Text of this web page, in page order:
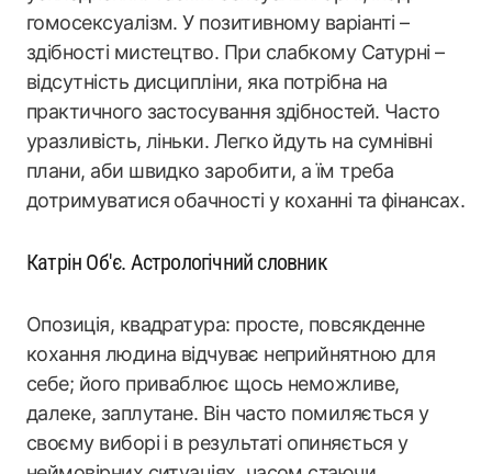
гомосексуалізм. У позитивному варіанті –
здібності мистецтво. При слабкому Сатурні –
відсутність дисципліни, яка потрібна на
практичного застосування здібностей. Часто
уразливість, ліньки. Легко йдуть на сумнівні
плани, аби швидко заробити, а їм треба
дотримуватися обачності у коханні та фінансах.
Катрін Об'є. Астрологічний словник
Опозиція, квадратура: просте, повсякденне
кохання людина відчуває неприйнятною для
себе; його приваблює щось неможливе,
далеке, заплутане. Він часто помиляється у
своєму виборі і в результаті опиняється у